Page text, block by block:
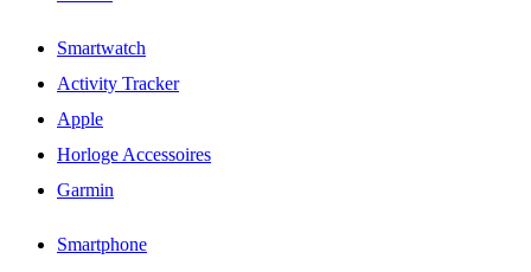
Smartwatch
Activity Tracker
Apple
Horloge Accessoires
Garmin
Smartphone